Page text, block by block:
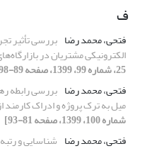
ف
فتحی، محمد رضا بررسی تأثیر
الکترونیکی مشتریان در
25، شماره 99، 1399، صفحه 89-98]
فتحی، محمد رضا بررسی رابطه
میل به ترک پروژه و ادراک کارمند
شماره 100، 1399، صفحه 81-93]
فتحی، محمد رضا شناسایی و